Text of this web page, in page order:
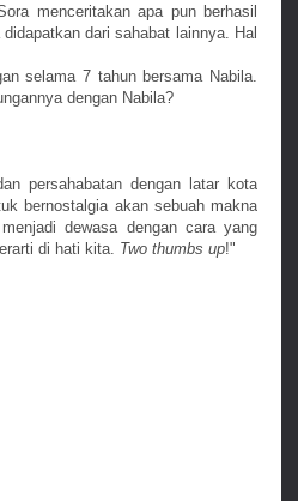
menceritakan apa pun berhasil
dari sahabat lainnya. Hal
selama 7 tahun bersama Nabila.
dengan Nabila?
persahabatan dengan latar kota
bernostalgia akan sebuah makna
dewasa dengan cara yang
di hati kita. Two thumbs up!"